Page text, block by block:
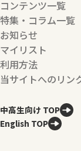
コンテンツ一覧
特集・コラム一覧
お知らせ
マイリスト
利用方法
当サイトへのリン
中高生向け TOP
English TOP